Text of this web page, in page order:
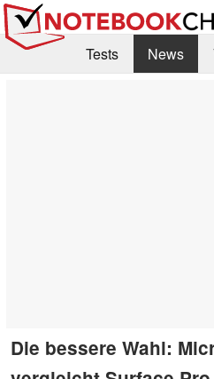
Tests News
Die bessere Wahl: